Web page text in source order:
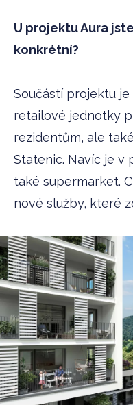
U projektu Aura
konkrétní?
Součástí projektu
retailové jednotky
rezidentům, ale
Statenic. Navíc je v
také supermarket.
nové služby, které